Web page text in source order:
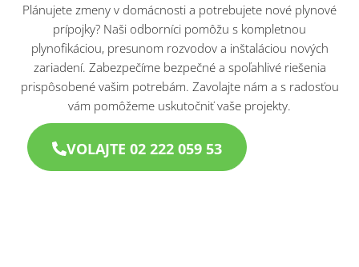
Plánujete zmeny v domácnosti a potrebujete nové plynové
prípojky? Naši odborníci pomôžu s kompletnou
plynofikáciou, presunom rozvodov a inštaláciou nových
zariadení. Zabezpečíme bezpečné a spoľahlivé riešenia
prispôsobené vašim potrebám. Zavolajte nám a s radosťou
vám pomôžeme uskutočniť vaše projekty.
VOLAJTE 02 222 059 53